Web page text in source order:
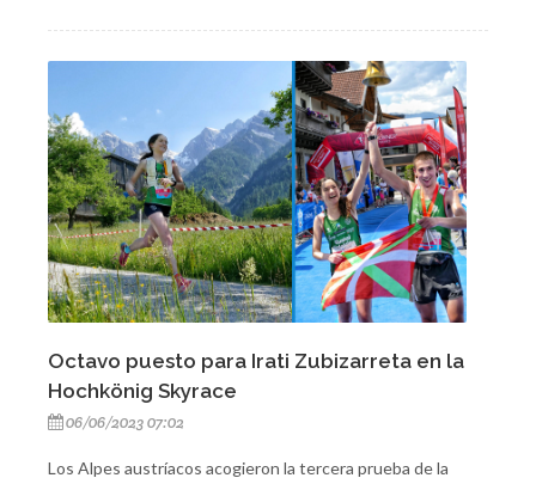
Octavo puesto para Irati Zubizarreta en la
Hochkönig Skyrace
06/06/2023 07:02
Los Alpes austríacos acogieron la tercera prueba de la